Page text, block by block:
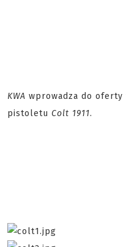
KWA wprowadza do
pistoletu Colt 1911.